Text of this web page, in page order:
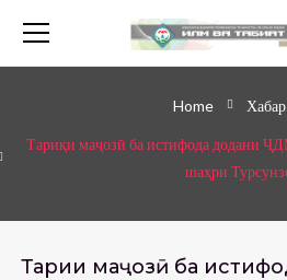
Home Хабар
Тариқи маҷозӣ ба истифода додани
шаҳри
Тариқи маҷозӣ ба